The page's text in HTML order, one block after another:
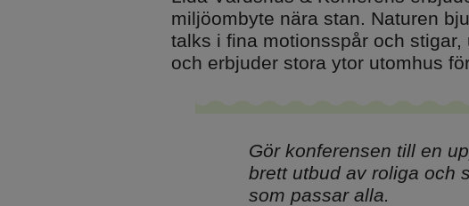
Alltid på Lida
Parkering
Omklädningsrum och
bastu
miljöombyte nära stan. Naturen
talks i fina motionsspår och
och erbjuder stora ytor utomhus
Gör konferensen till en
brett utbud av roliga och
som passar alla.